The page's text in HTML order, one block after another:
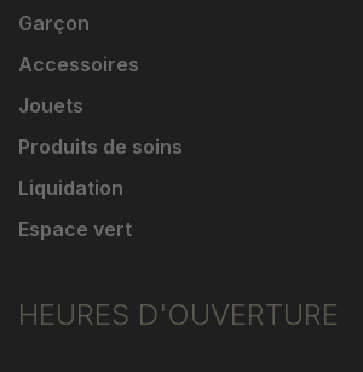
Garçon
Accessoires
Jouets
Produits de soins
Liquidation
Espace vert
HEURES D'OUVERTURE